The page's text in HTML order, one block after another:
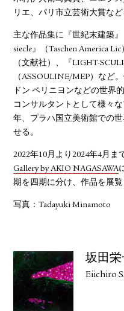
リエ、パリ市立芸術大賞など
主な作品集に『世紀末建築
siecle』（Taschen America
（文献社）、『LIGHT-
（ASSOULINE/MEP）など
ドン ペリニヨンなどの世界
コンサルタントとして様々
年、プラハ国立美術館での
せる。
2022年10月より2024年4月
Gallery by AKIO NAGASAWA
期を四期に分け、作品を展覧
写真：Tadayuki Minamoto
坂田栄
Eiichiro